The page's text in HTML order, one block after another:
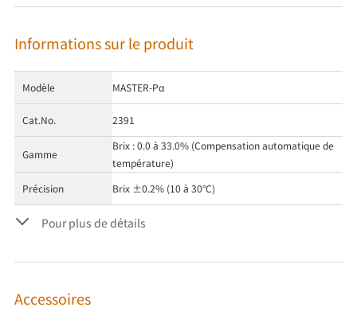
Informations sur le produit
Modèle MASTER-Pα
Cat.No. 2391
Gamme
Brix : 0.0 à 33.0% (Compensation automatique de
température)
Précision
Brix ±0.2% (10 à 30°C)
Pour plus de détails
Accessoires